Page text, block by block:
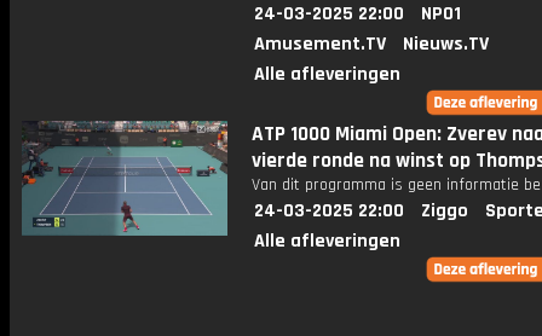
24-03-2025 22:00
NPO1
Amusement.TV
Nieuws.TV
Alle afleveringen
ATP 1000 Miami Open: Zverev
vierde ronde na winst op
Van dit programma is geen informatie
24-03-2025 22:00 Ziggo
Alle afleveringen